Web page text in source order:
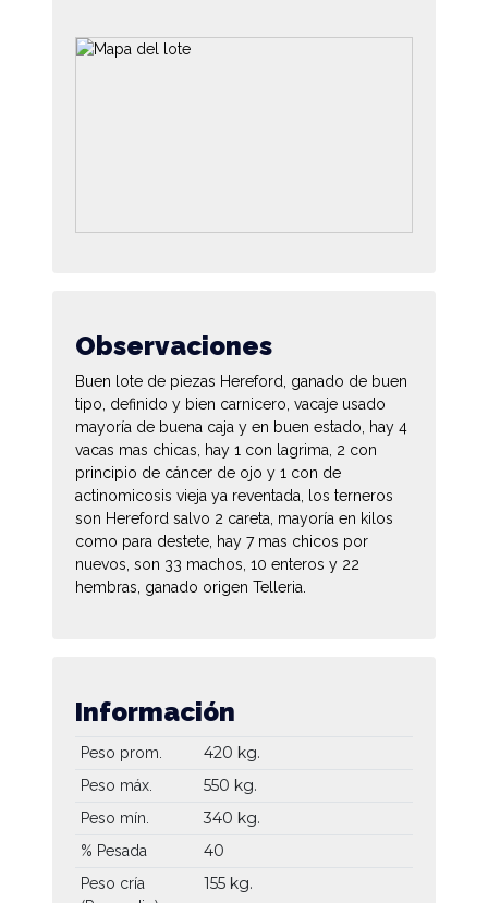
Observaciones
Buen lote de piezas Hereford, ganado de buen
tipo, definido y bien carnicero, vacaje usado
mayoría de buena caja y en buen estado, hay 4
vacas mas chicas, hay 1 con lagrima, 2 con
principio de cáncer de ojo y 1 con de
actinomicosis vieja ya reventada, los terneros
son Hereford salvo 2 careta, mayoría en kilos
como para destete, hay 7 mas chicos por
nuevos, son 33 machos, 10 enteros y 22
hembras, ganado origen Telleria.
Información
Peso prom. 420 kg.
Peso máx. 550 kg.
Peso mín. 340 kg.
% Pesada 40
Peso cría
155 kg.